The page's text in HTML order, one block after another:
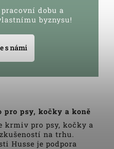
dobu a
byznysu!
s námi
pro psy, kočky a koně
krmiv pro psy, kočky a
na trhu.
Husse je podpora